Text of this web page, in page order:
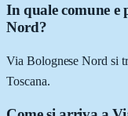
In quale comune e
Nord?
Via Bolognese Nord si
Toscana.